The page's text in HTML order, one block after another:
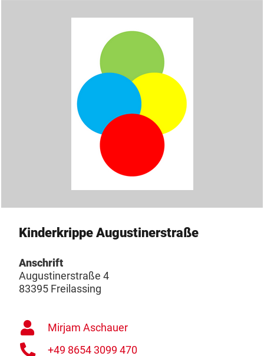
Kinderkrippe Augustinerstraße
Anschrift
Augustinerstraße 4
83395 Freilassing
Mirjam Aschauer
+49 8654 3099 470